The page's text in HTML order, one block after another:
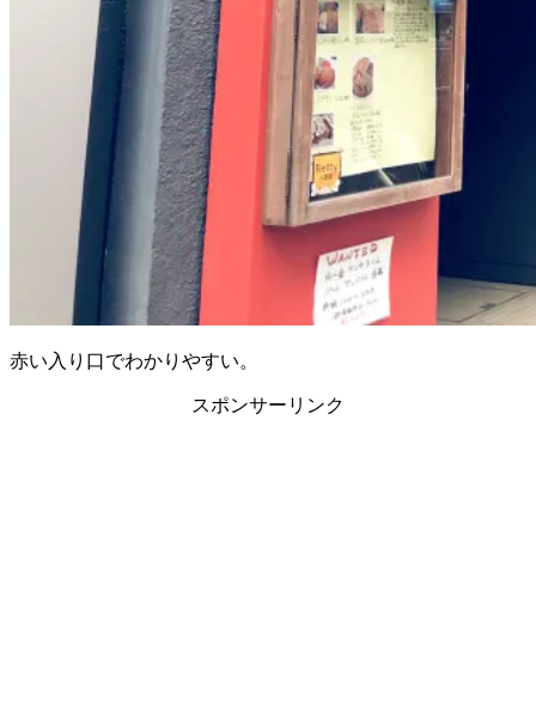
赤い入り口でわかりやすい。
スポンサーリンク